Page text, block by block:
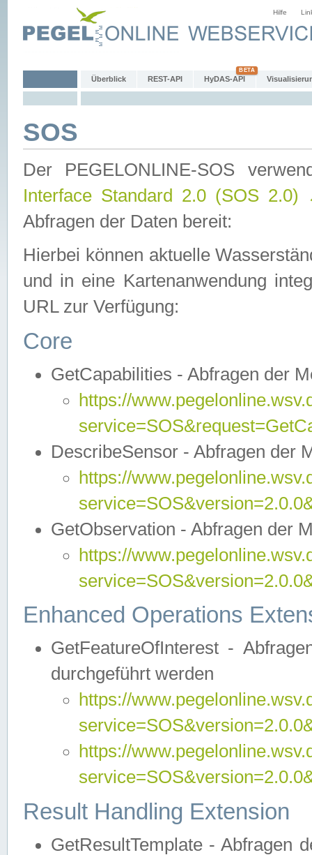
Hilfe
Überblick REST-API HyDAS-API
SOS
Der PEGELONLINE-SOS
Interface Standard 2.0 (SOS 2.0)
Abfragen der Daten bereit:
Hierbei können aktuelle
und in eine Kartenanwendung
URL zur Verfügung:
Core
GetCapabilities - Abfragen der
https://
DescribeSensor - Abfragen der
https://
GetObservation - Abfragen der
https://
Enhanced Operations
GetFeatureOfInterest -
durchgeführt werden
https://
https://
Result Handling Extension
GetResultTemplate - Abfragen